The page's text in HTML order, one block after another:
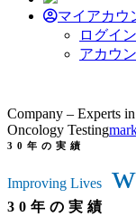
マイアカウ
ログイン
アカウ
Company – Experts
Oncology Testing
30年の実績
Improving Lives
30年の実績